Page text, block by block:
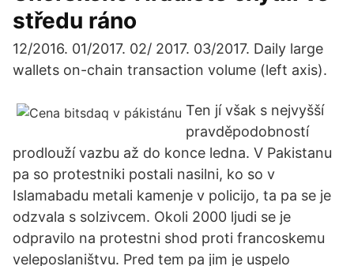
středu ráno
12/2016. 01/2017. 02/ 2017. 03/2017. Daily large
wallets on-chain transaction volume (left axis).
Ten jí však s nejvyšší
pravděpodobností
prodlouží vazbu až do konce ledna. V Pakistanu
pa so protestniki postali nasilni, ko so v
Islamabadu metali kamenje v policijo, ta pa se je
odzvala s solzivcem. Okoli 2000 ljudi se je
odpravilo na protestni shod proti francoskemu
veleposlaništvu. Pred tem pa jim je uspelo